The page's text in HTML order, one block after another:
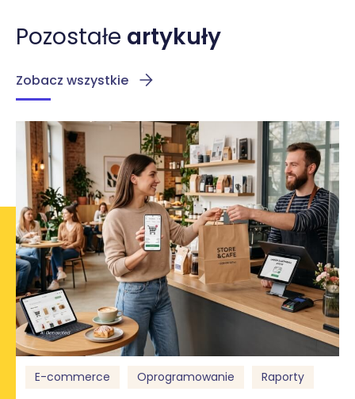
Pozostałe artykuły
Zobacz wszystkie
E-commerce Oprogramowanie Raporty